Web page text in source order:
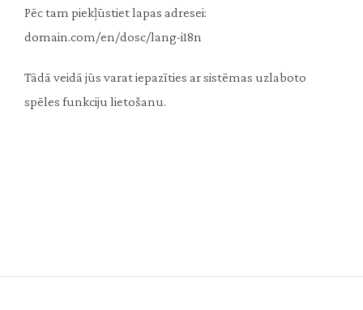
Pēc tam piekļūstiet lapas adresei:
domain.com/en/dosc/lang-i18n
Tādā veidā jūs varat iepazīties ar sistēmas uzlaboto
spēles funkciju lietošanu.